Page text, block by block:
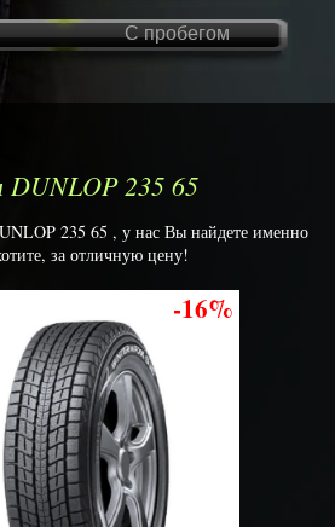
С пробегом
235 65
235 65 , у нас Вы найдете именно
за отличную цену!
-16%